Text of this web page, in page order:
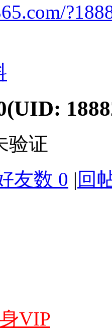
(UID:
验证
友数 0 | 回
VIP